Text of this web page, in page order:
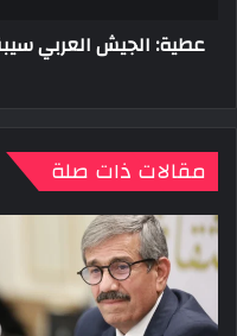
عطية: الجيش العربي
مقالات ذات صلة